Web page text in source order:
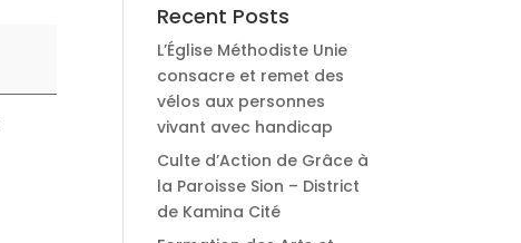
Recent Posts
L’Église Méthodiste Unie
consacre et remet des
vélos aux personnes
vivant avec handicap
Culte d’Action de Grâce à
la Paroisse Sion – District
de Kamina Cité